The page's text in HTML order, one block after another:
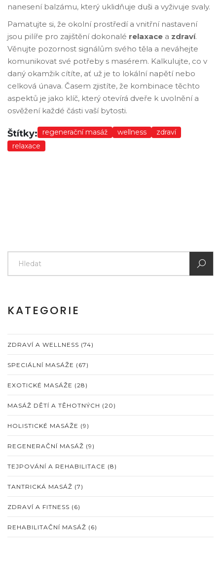
nanesení balzámu, který uklidňuje duši a vyživuje svaly.
Pamatujte si, že okolní prostředí a vnitřní nastavení
jsou pilíře pro zajištění dokonalé relaxace a zdraví.
Věnujte pozornost signálům svého těla a neváhejte
komunikovat své potřeby s masérem. Kalkulujte, co v
daný okamžik cítíte, ať už je to lokální napětí nebo
celková únava. Časem zjistíte, že kombinace těchto
aspektů je jako klíč, který otevírá dveře k uvolnění a
osvěžení každé části vaší bytosti.
Štítky: regenerační masáž wellness
zdraví
relaxace
KATEGORIE
ZDRAVÍ A WELLNESS (74)
SPECIÁLNÍ MASÁŽE (67)
EXOTICKÉ MASÁŽE (28)
MASÁŽ DĚTÍ A TĚHOTNÝCH (20)
HOLISTICKÉ MASÁŽE (9)
REGENERAČNÍ MASÁŽ (9)
TEJPOVÁNÍ A REHABILITACE (8)
TANTRICKÁ MASÁŽ (7)
ZDRAVÍ A FITNESS (6)
REHABILITAČNÍ MASÁŽ (6)